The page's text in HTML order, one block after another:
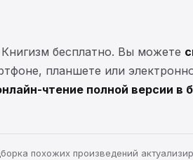
бесплатно. Вы можете
планшете или
чтение полной версии в
похожих произведений